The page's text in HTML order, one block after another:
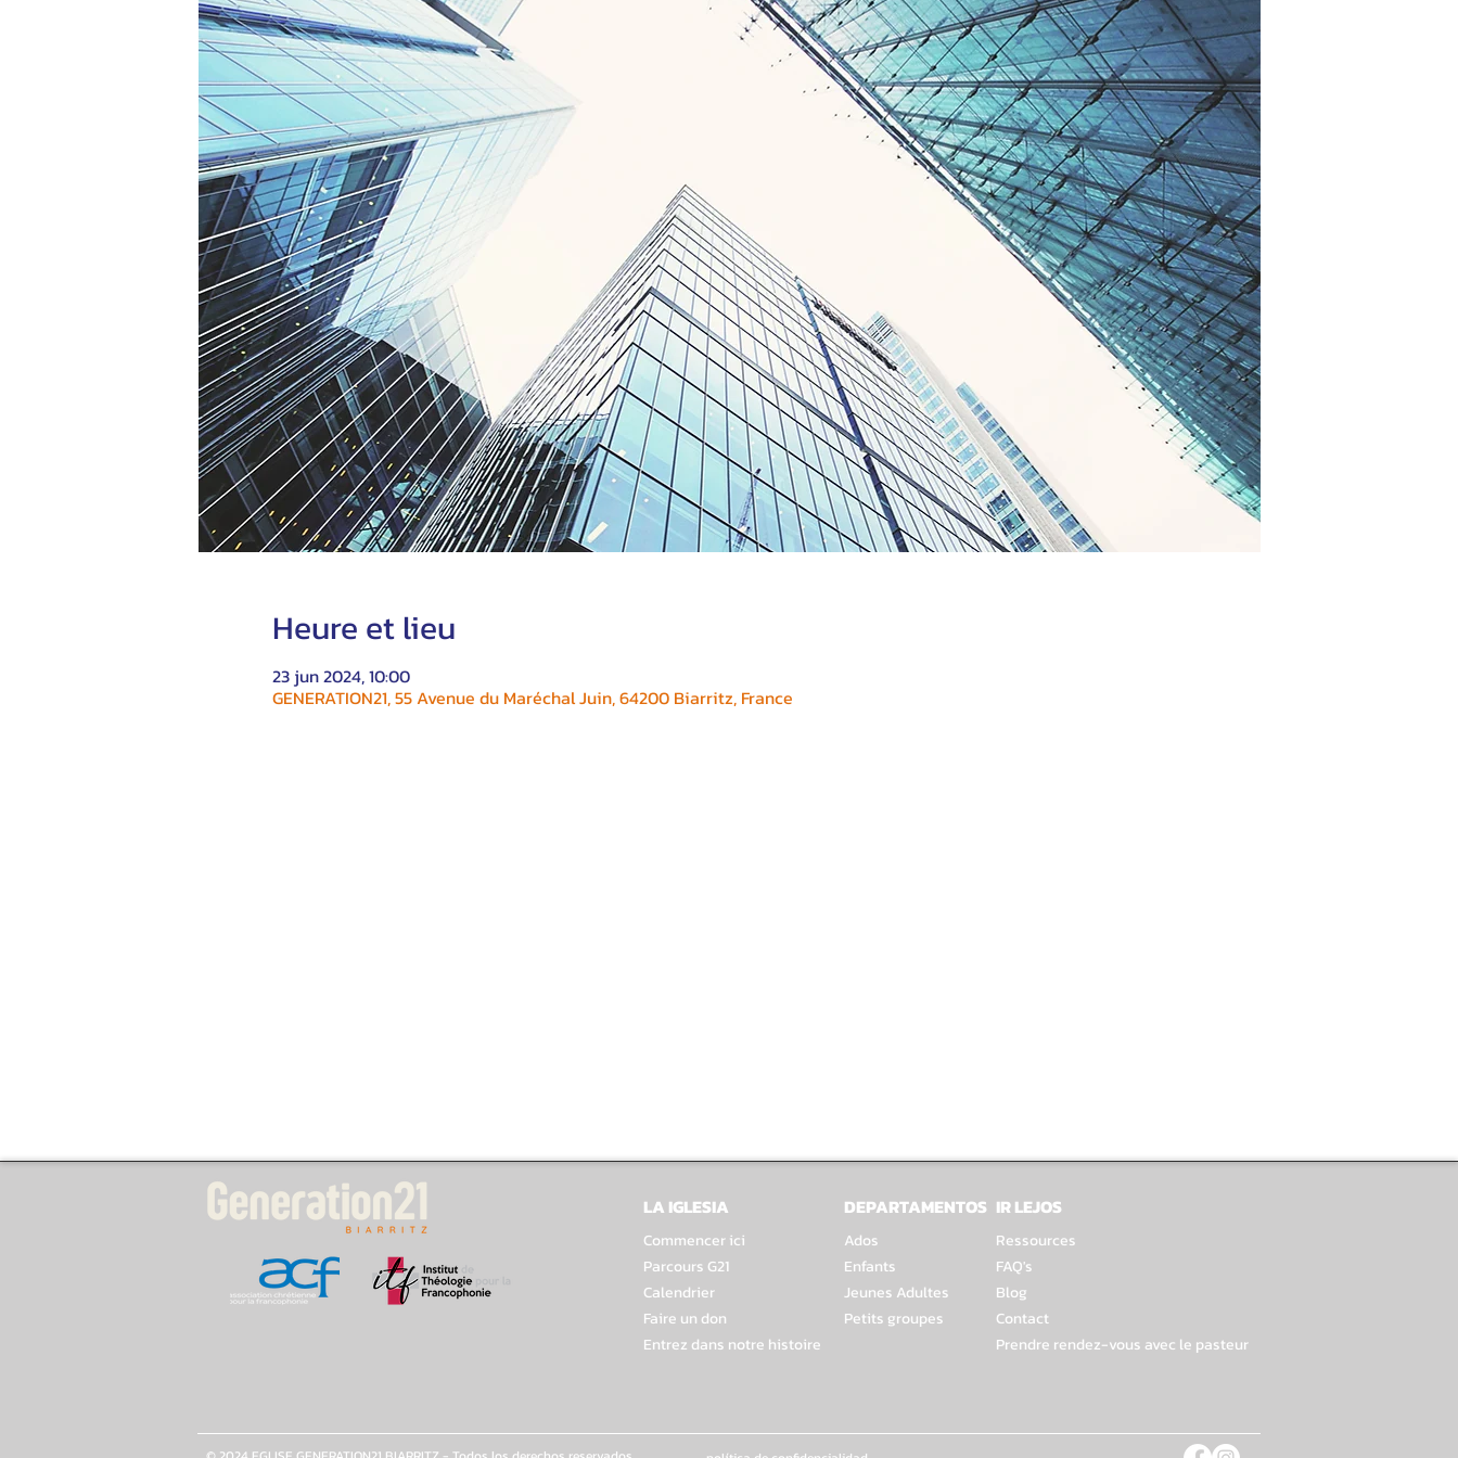
Heure et lieu
23 jun 2024, 10:00
GENERATION21, 55 Avenue du Maréchal Juin, 64200 Biarritz, France
LA IGLESIA
Commencer ici
Parcours G21
Calendrier
Faire un don
Entrez dans notre histoire
DEPARTAMENTOS IR LEJOS
Ados
Enfants
Jeunes Adultes
Petits groupes
Ressources
FAQ's
Blog
Contact
Prendre rendez-vous avec le pasteur